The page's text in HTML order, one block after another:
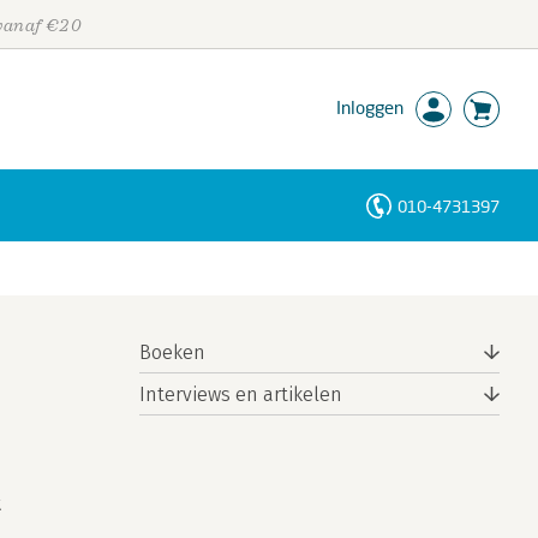
€20
Inloggen
010-4731397
Boeken
Interviews en artikelen
Personen